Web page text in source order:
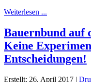
Weiterlesen ...
Bauernbund auf
Keine
Entscheidungen!
Erstellt: 26. April 2017 |